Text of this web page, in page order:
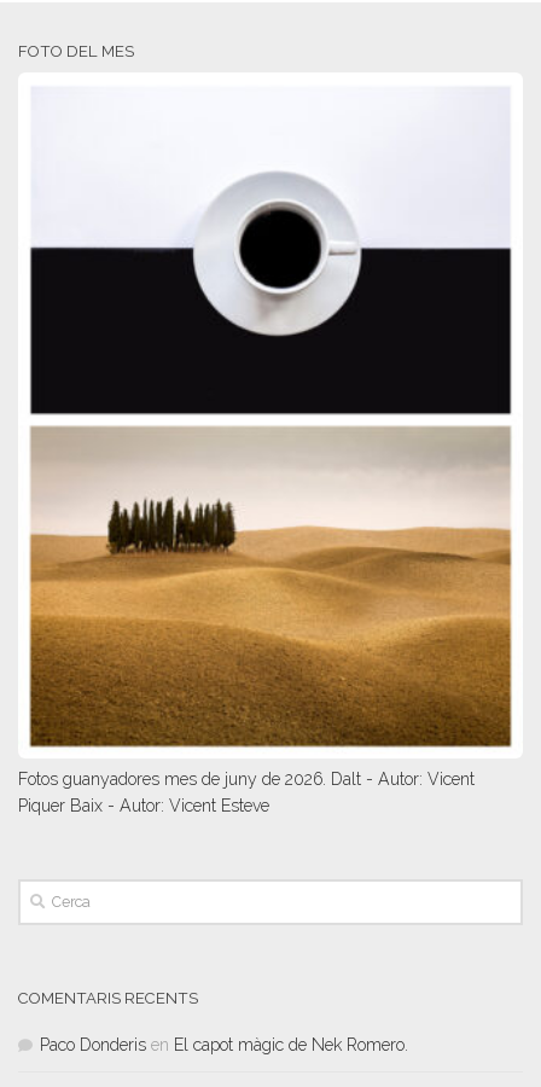
FOTO DEL MES
Fotos guanyadores mes de juny de 2026. Dalt - Autor: Vicent
Piquer Baix - Autor: Vicent Esteve
COMENTARIS RECENTS
Paco Donderis en El capot màgic de Nek Romero.